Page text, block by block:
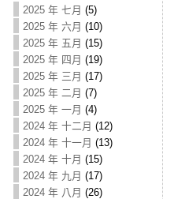
2025 年 七月 (5)
2025 年 六月 (10)
2025 年 五月 (15)
2025 年 四月 (19)
2025 年 三月 (17)
2025 年 二月 (7)
2025 年 一月 (4)
2024 年 十二月 (12)
2024 年 十一月 (13)
2024 年 十月 (15)
2024 年 九月 (17)
2024 年 八月 (26)